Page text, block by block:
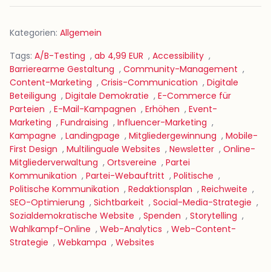
Kategorien: Allgemein
Tags: A/B-Testing , ab 4,99 EUR , Accessibility ,
Barrierearme Gestaltung , Community-Management ,
Content-Marketing , Crisis-Communication , Digitale
Beteiligung , Digitale Demokratie , E-Commerce für
Parteien , E-Mail-Kampagnen , Erhöhen , Event-
Marketing , Fundraising , Influencer-Marketing ,
Kampagne , Landingpage , Mitgliedergewinnung , Mobile-
First Design , Multilinguale Websites , Newsletter , Online-
Mitgliederverwaltung , Ortsvereine , Partei
Kommunikation , Partei-Webauftritt , Politische ,
Politische Kommunikation , Redaktionsplan , Reichweite ,
SEO-Optimierung , Sichtbarkeit , Social-Media-Strategie ,
Sozialdemokratische Website , Spenden , Storytelling ,
Wahlkampf-Online , Web-Analytics , Web-Content-
Strategie , Webkampa , Websites